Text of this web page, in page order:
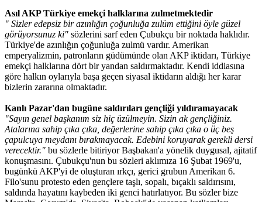
Asıl AKP Türkiye emekçi halklarına zulmetmektedir
" Sizler edepsiz bir azınlığın çoğunluğa zulüm ettiğini öyle güzel
görüyorsunuz ki" sözlerini sarf eden Çubukçu bir noktada haklıdır.
Türkiye'de azınlığın çoğunluğa zulmü vardır. Amerikan
emperyalizmin, patronların güdümünde olan AKP iktidarı, Türkiye
emekçi halklarına dört bir yandan saldırmaktadır. Kendi iddiasına
göre halkın oylarıyla başa geçen siyasal iktidarın aldığı her karar
bizlerin zararına olmaktadır.
Kanlı Pazar'dan bugüne saldırıları gençliği yıldıramayacak
"Sayın genel başkanım siz hiç üzülmeyin. Sizin ak gençliğiniz.
Atalarına sahip çıka çıka, değerlerine sahip çıka çıka o üç beş
çapulcuya meydanı bırakmayacak. Edebini koruyarak gerekli dersi
verecektir." bu sözlerle bitiriyor Başbakan'a yönelik duygusal, ajitatif
konuşmasını. Çubukçu'nun bu sözleri aklımıza 16 Şubat 1969'u,
bugünkü AKP'yi de oluşturan ırkçı, gerici grubun Amerikan 6.
Filo'sunu protesto eden gençlere taşlı, sopalı, bıçaklı saldırısını,
saldırıda hayatını kaybeden iki genci hatırlatıyor. Bu sözler bize